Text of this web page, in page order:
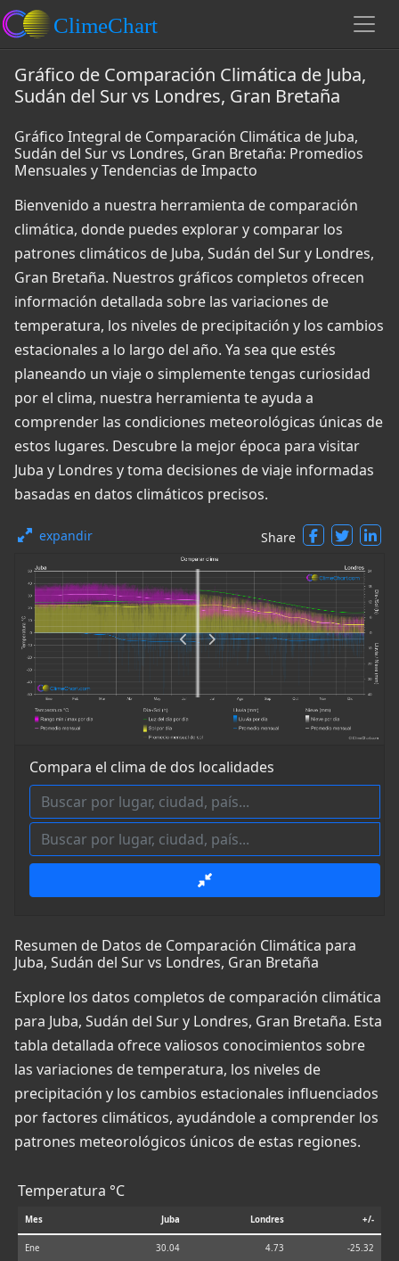
Gráfico de Comparación Climática de Juba,
Sudán del Sur vs Londres, Gran Bretaña
Gráfico Integral de Comparación Climática de Juba,
Sudán del Sur vs Londres, Gran Bretaña: Promedios
Mensuales y Tendencias de Impacto
Bienvenido a nuestra herramienta de comparación
climática, donde puedes explorar y comparar los
patrones climáticos de Juba, Sudán del Sur y Londres,
Gran Bretaña. Nuestros gráficos completos ofrecen
información detallada sobre las variaciones de
temperatura, los niveles de precipitación y los cambios
estacionales a lo largo del año. Ya sea que estés
planeando un viaje o simplemente tengas curiosidad
por el clima, nuestra herramienta te ayuda a
comprender las condiciones meteorológicas únicas de
estos lugares. Descubre la mejor época para visitar
Juba y Londres y toma decisiones de viaje informadas
basadas en datos climáticos precisos.
expandir Share
Compara el clima de dos localidades
Resumen de Datos de Comparación Climática para
Juba, Sudán del Sur vs Londres, Gran Bretaña
Explore los datos completos de comparación climática
para Juba, Sudán del Sur y Londres, Gran Bretaña. Esta
tabla detallada ofrece valiosos conocimientos sobre
las variaciones de temperatura, los niveles de
precipitación y los cambios estacionales influenciados
por factores climáticos, ayudándole a comprender los
patrones meteorológicos únicos de estas regiones.
Temperatura °C
Mes Juba Londres +/-
Ene 30.04 4.73 -25.32